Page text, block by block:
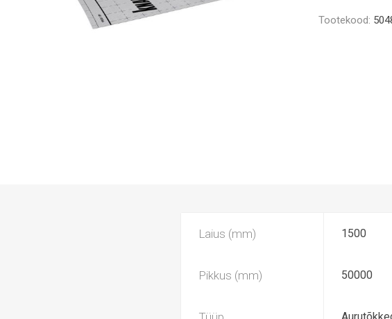
Tootekood:
Laius (mm) 1500
Pikkus (mm) 50000